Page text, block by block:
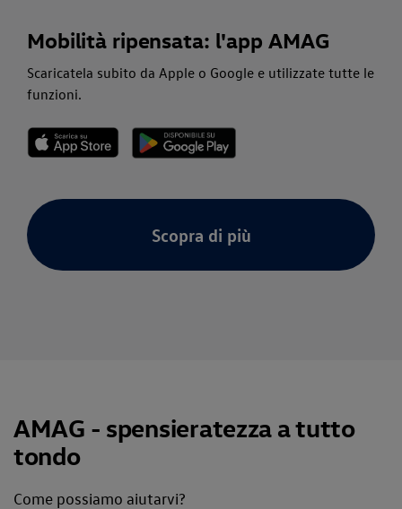
Mobilità ripensata: l'app AMAG
Scaricatela subito da Apple o Google e utilizzate tutte le
funzioni.
Scopra di più
AMAG - spensieratezza a tutto
tondo
Come possiamo aiutarvi?